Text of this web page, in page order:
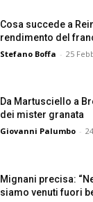
Cosa succede a
rendimento del
Stefano Boffa - 25
Da Martusciello a
dei mister granata
Giovanni Palumbo -
Mignani precisa:
siamo venuti fuori